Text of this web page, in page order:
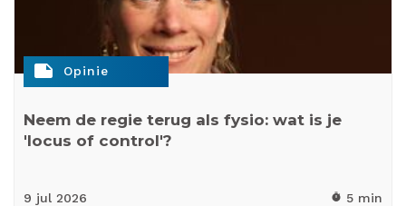
note Opinie
Neem de regie terug als fysio: wat is je
'locus of control'?
9 jul 2026 timer 5 min